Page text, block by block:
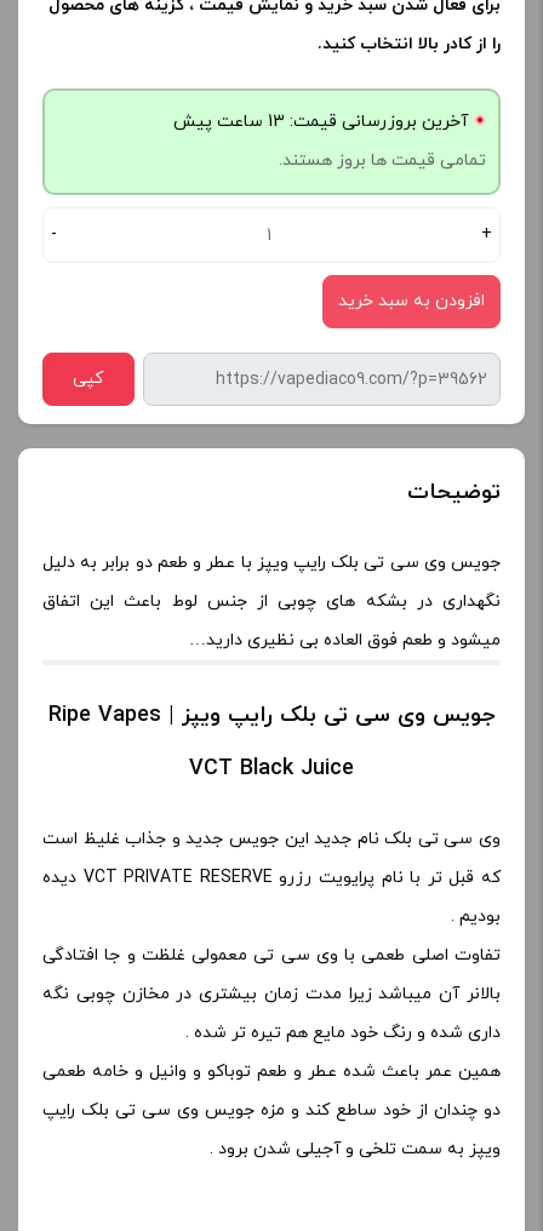
برای فعال شدن سبد خرید و نمایش قیمت ، گزینه های محصول
را از کادر بالا انتخاب کنید.
آخرین بروزرسانی قیمت: 13 ساعت پیش
تمامی قیمت ها بروز هستند.
- +
افزودن به سبد خرید
کپی
توضیحات
جویس وی سی تی بلک رایپ ویپز با عطر و طعم دو برابر به دلیل
نگهداری در بشکه های چوبی از جنس لوط باعث این اتفاق
میشود و طعم فوق العاده بی نظیری دارید…
جویس وی سی تی بلک رایپ ویپز | Ripe Vapes
VCT Black Juice
وی سی تی بلک نام جدید این جویس جدید و جذاب غلیظ است
که قبل تر با نام پرایویت رزرو VCT PRIVATE RESERVE دیده
بودیم .
تفاوت اصلی طعمی با وی سی تی معمولی غلظت و جا افتادگی
بالانر آن میباشد زیرا مدت زمان بیشتری در مخازن چوبی نگه
داری شده و رنگ خود مایع هم تیره تر شده .
همین عمر باعث شده عطر و طعم توباکو و وانیل و خامه طعمی
دو چندان از خود ساطع کند و مزه جویس وی سی تی بلک رایپ
ویپز به سمت تلخی و آجیلی شدن برود .